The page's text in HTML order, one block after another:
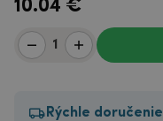
10.04 €
Rýchle doručenie